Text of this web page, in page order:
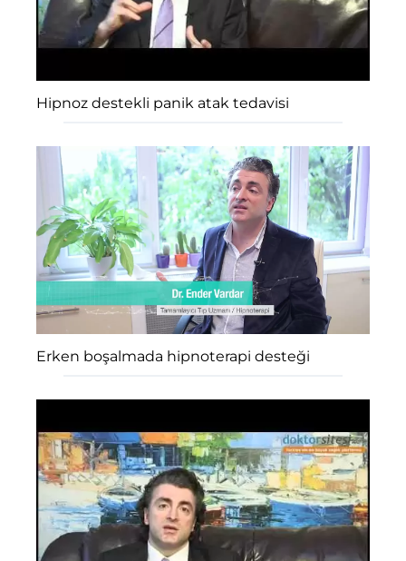
Hipnoz destekli panik atak tedavisi
Erken boşalmada hipnoterapi desteği